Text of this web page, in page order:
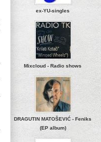
ex-YU-singles
Mixcloud - Radio shows
DRAGUTIN MATOŠEVIĆ - Feniks
(EP album)